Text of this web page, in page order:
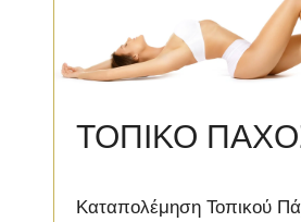
ΤΟΠΙΚΟ
Καταπολέμηση Τοπικού